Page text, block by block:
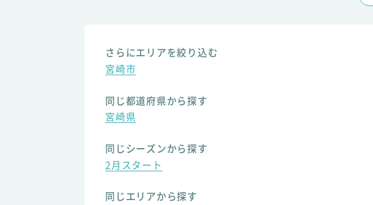
さらにエリアを絞り込む
宮崎市
同じ都道府県から探す
宮崎県
同じシーズンから探す
2月スタート
同じエリアから探す